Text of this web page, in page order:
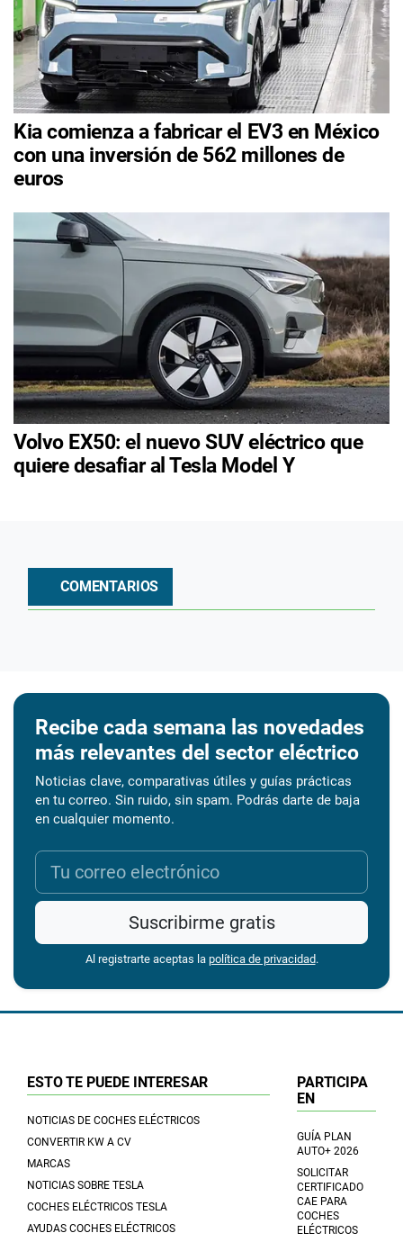
Kia comienza a fabricar el EV3 en México
con una inversión de 562 millones de
euros
Volvo EX50: el nuevo SUV eléctrico que
quiere desafiar al Tesla Model Y
COMENTARIOS
Recibe cada semana las novedades
más relevantes del sector eléctrico
Noticias clave, comparativas útiles y guías prácticas
en tu correo. Sin ruido, sin spam. Podrás darte de baja
en cualquier momento.
Suscribirme gratis
Al registrarte aceptas la política de privacidad.
ESTO TE PUEDE INTERESAR
NOTICIAS DE COCHES ELÉCTRICOS
CONVERTIR KW A CV
MARCAS
NOTICIAS SOBRE TESLA
COCHES ELÉCTRICOS TESLA
AYUDAS COCHES ELÉCTRICOS
PARTICIPA
EN
GUÍA PLAN
AUTO+ 2026
SOLICITAR
CERTIFICADO
CAE PARA
COCHES
ELÉCTRICOS